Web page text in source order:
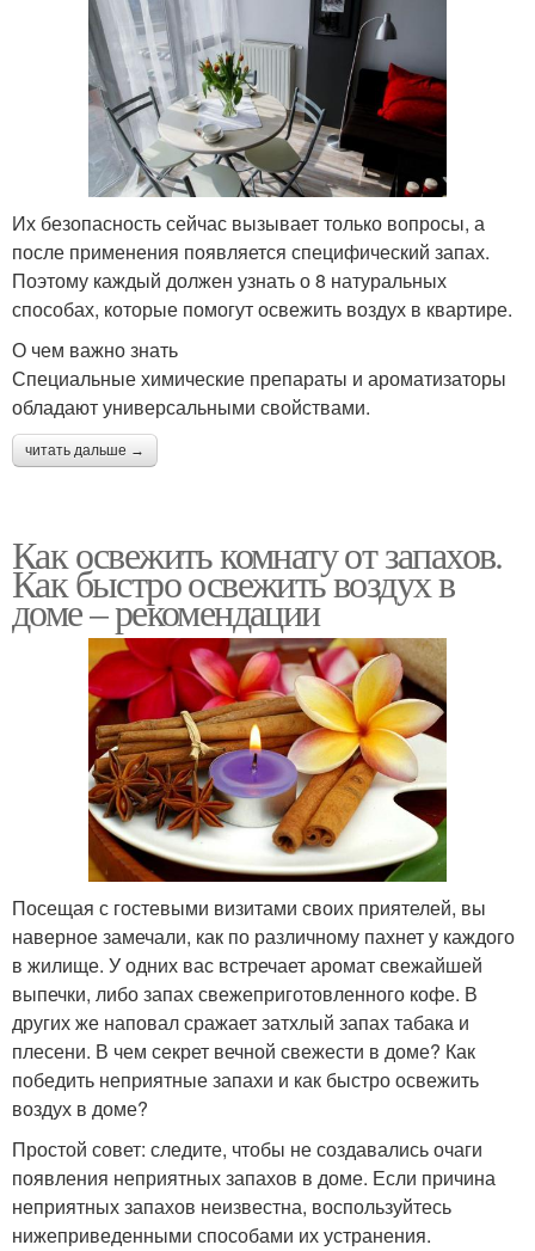
Их безопасность сейчас вызывает только вопросы, а
после применения появляется специфический запах.
Поэтому каждый должен узнать о 8 натуральных
способах, которые помогут освежить воздух в квартире.
О чем важно знать
Специальные химические препараты и ароматизаторы
обладают универсальными свойствами.
читать дальше →
Как освежить комнату от запахов.
Как быстро освежить воздух в
доме – рекомендации
Посещая с гостевыми визитами своих приятелей, вы
наверное замечали, как по различному пахнет у каждого
в жилище. У одних вас встречает аромат свежайшей
выпечки, либо запах свежеприготовленного кофе. В
других же наповал сражает затхлый запах табака и
плесени. В чем секрет вечной свежести в доме? Как
победить неприятные запахи и как быстро освежить
воздух в доме?
Простой совет: следите, чтобы не создавались очаги
появления неприятных запахов в доме. Если причина
неприятных запахов неизвестна, воспользуйтесь
нижеприведенными способами их устранения.